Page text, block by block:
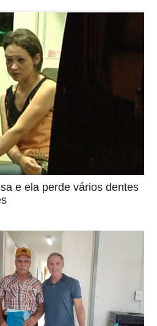
e ela perde vários dentes